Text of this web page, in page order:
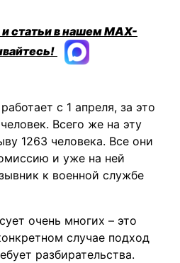
статьи в нашем MAX-
с 1 апреля, за это
Всего же на эту
1263 человека. Все они
и уже на ней
к военной службе
очень многих – это
случае подход
разбирательства.